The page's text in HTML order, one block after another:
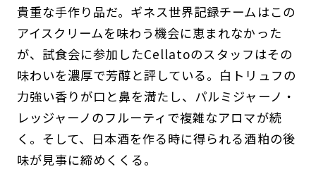
貴重な手作り品だ。ギネス世界記録チームはこの
アイスクリームを味わう機会に恵まれなかった
が、試食会に参加したCellatoのスタッフはその
味わいを濃厚で芳醇と評している。白トリュフの
力強い香りが口と鼻を満たし、パルミジャーノ・
レッジャーノのフルーティで複雑なアロマが続
く。そして、日本酒を作る時に得られる酒粕の後
味が見事に締めくくる。